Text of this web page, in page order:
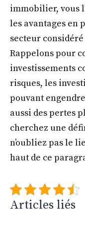
immobilier, vous
les avantages en
secteur
Rappelons pour
investissements
risques, les
pouvant
aussi des pertes
cherchez une
n’oubliez pas le
haut de ce
Articles liés